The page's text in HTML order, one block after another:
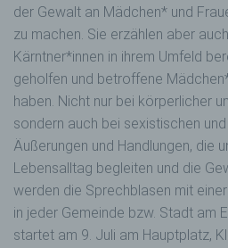
der Gewalt an Mädchen* und
zu machen. Sie erzählen aber
Kärntner*innen in ihrem Umfeld
geholfen und betroffene
haben. Nicht nur bei körperlicher
sondern auch bei sexistischen
Äußerungen und Handlungen, die
Lebensalltag begleiten und die
werden die Sprechblasen mit
in jeder Gemeinde bzw. Stadt am
startet am 9. Juli am Hauptplatz,